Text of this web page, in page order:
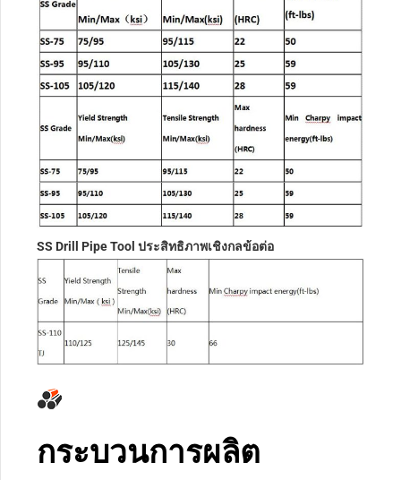
SS Drill Pipe Tool ประสิทธิภาพเชิงกลข้อต่อ
กระบวนการผลิต